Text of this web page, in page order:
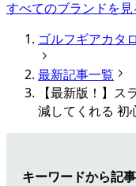
すべてのブランドを見
ゴルフギアカタ
最新記事一覧
【最新版！】
減してくれる 初
キーワードから記